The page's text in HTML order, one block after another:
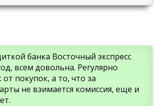
банка Восточный экспресс
всем довольна. Регулярно
покупок, а то, что за
не взимается комиссия, еще и